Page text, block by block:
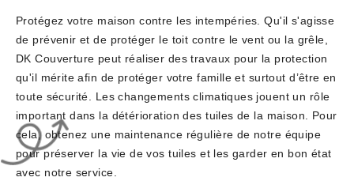
Protégez votre maison contre les intempéries. Qu'il s'agisse
de prévenir et de protéger le toit contre le vent ou la grêle,
DK Couverture peut réaliser des travaux pour la protection
qu'il mérite afin de protéger votre famille et surtout d’être en
toute sécurité. Les changements climatiques jouent un rôle
important dans la détérioration des tuiles de la maison. Pour
cela, obtenez une maintenance régulière de notre équipe
pour préserver la vie de vos tuiles et les garder en bon état
avec notre service.